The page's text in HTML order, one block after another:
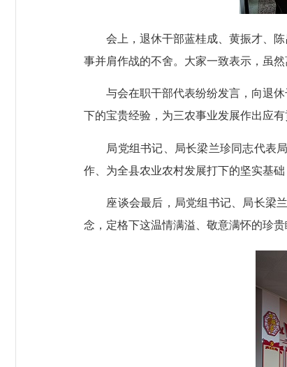
会上，退休干部蓝桂成、黄振才、陈
事并肩作战的不舍。大家一致表示，虽
与会在职干部代表纷纷发言，向退休
下的宝贵经验，为三农事业发展作出应有
局党组书记、局长梁兰珍同志代表局
作、为全县农业农村发展打下的坚实基
座谈会最后，局党组书记、局长梁兰
念，定格下这温情满溢、敬意满怀的珍贵